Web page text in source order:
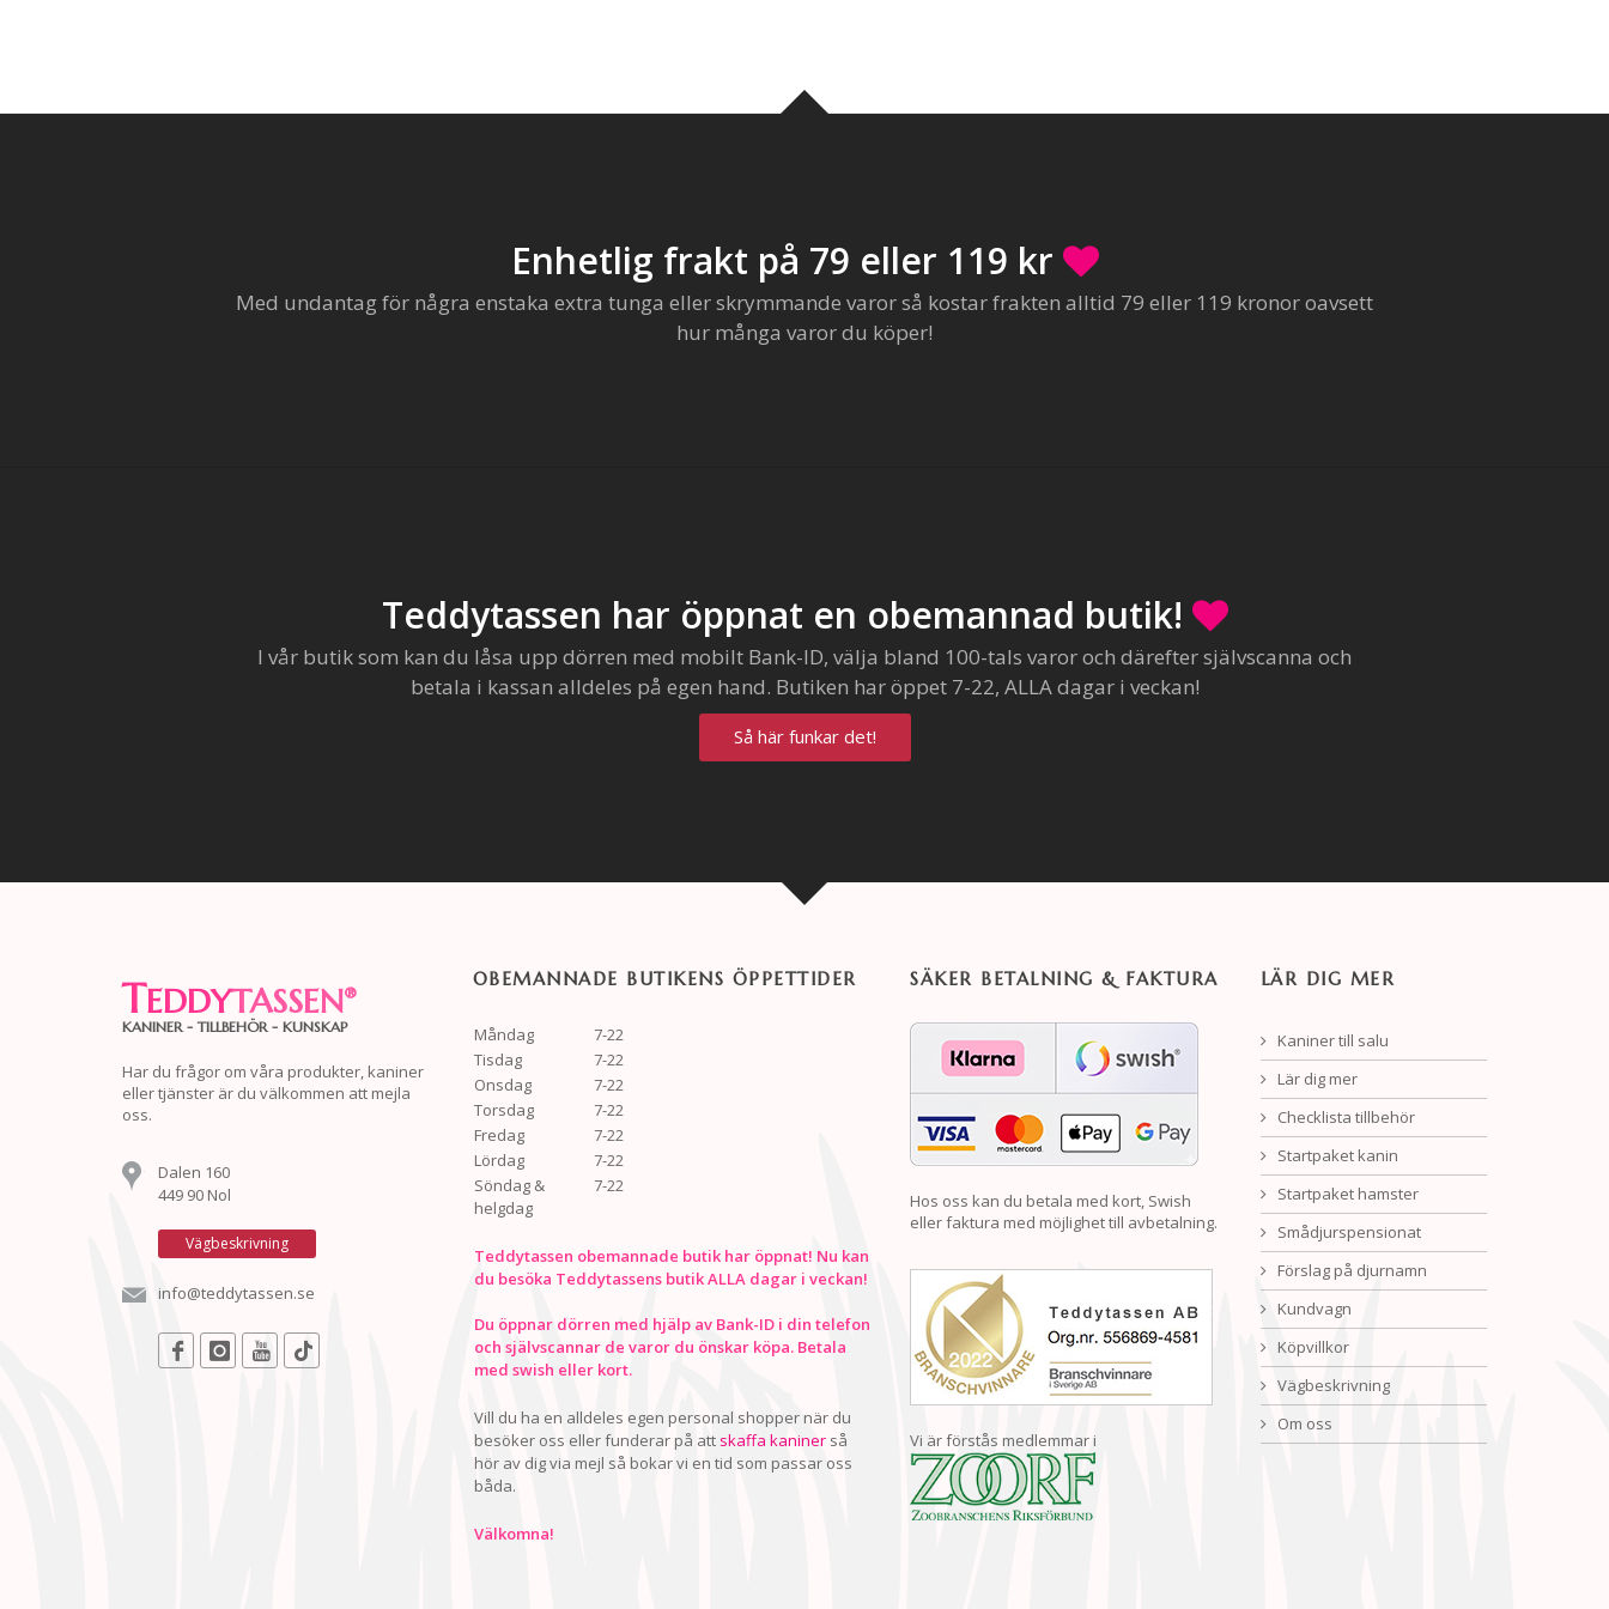
Enhetlig frakt på 79 eller 119 kr
Med undantag för några enstaka extra tunga eller skrymmande varor så kostar frakten alltid 79 eller 119 kronor oavsett
hur många varor du köper!
Teddytassen har öppnat en obemannad butik!
I vår butik som kan du låsa upp dörren med mobilt Bank-ID, välja bland 100-tals varor och därefter självscanna och
betala i kassan alldeles på egen hand. Butiken har öppet 7-22, ALLA dagar i veckan!
Så här funkar det!
TEDDYTASSEN®
KANINER - TILLBEHÖR - KUNSKAP
Har du frågor om våra produkter, kaniner
eller tjänster är du välkommen att mejla
oss.
Dalen 160
449 90 Nol
Vägbeskrivning
info@teddytassen.se
OBEMANNADE BUTIKENS ÖPPETTIDER
Måndag
7-22
Tisdag
7-22
Onsdag
7-22
Torsdag
7-22
Fredag
7-22
Lördag
7-22
Söndag &
helgdag
7-22
Teddytassen obemannade butik har öppnat! Nu kan
du besöka Teddytassens butik ALLA dagar i veckan!
Du öppnar dörren med hjälp av Bank-ID i din telefon
och självscannar de varor du önskar köpa. Betala
med swish eller kort.
Vill du ha en alldeles egen personal shopper när du
besöker oss eller funderar på att skaffa kaninerså
hör av dig via mejl så bokar vi en tid som passar oss
båda.
Välkomna!
SÄKER BETALNING & FAKTURA
Hos oss kan du betala med kort, Swish
eller faktura med möjlighet till avbetalning.
Vi är förstås medlemmar i
LÄR DIG MER
Kaniner till salu
Lär dig mer
Checklista tillbehör
Startpaket kanin
Startpaket hamster
Smådjurspensionat
Förslag på djurnamn
Kundvagn
Köpvillkor
Vägbeskrivning
Om oss